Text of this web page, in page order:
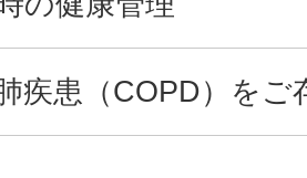
疾患（COPD）をご